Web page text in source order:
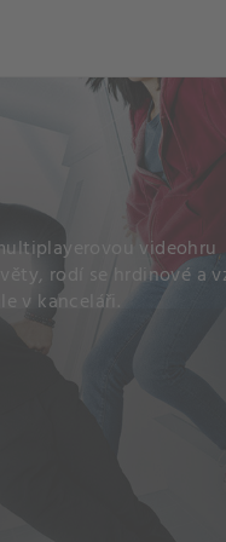
videohru
rodí se hrdinové a
v kanceláři.